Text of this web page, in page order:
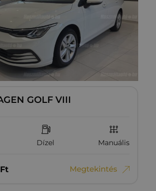
GOLF VIII
Dízel Manuális
Ft Megtekintés